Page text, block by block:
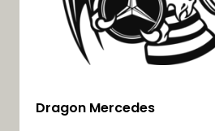
Dragon Mercedes